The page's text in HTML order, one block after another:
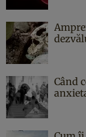
Când